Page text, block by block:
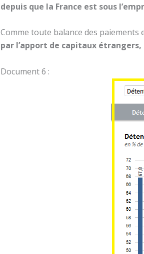
depuis que la France est sous
Comme toute balance des paiements
par l’apport de capitaux
Document 6 :